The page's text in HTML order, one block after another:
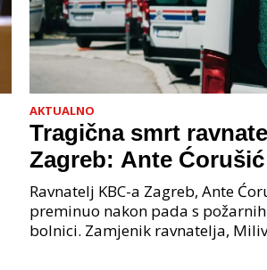
AKTUALNO
Tragična smrt
Zagreb: Ante
nakon pada u bolnici,
mjestu događaja
Ravnatelj KBC-a Zagreb, Ante
preminuo nakon pada s
bolnici. Zamjenik ravnatelja,